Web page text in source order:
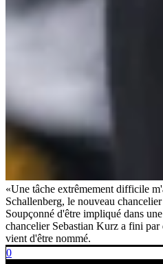
«Une tâche extrêmement difficile
Schallenberg, le nouveau
Soupçonné d'être impliqué dans
chancelier Sebastian Kurz a fini par
vient d'être nommé.
0